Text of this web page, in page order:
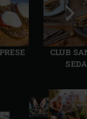
CLUB